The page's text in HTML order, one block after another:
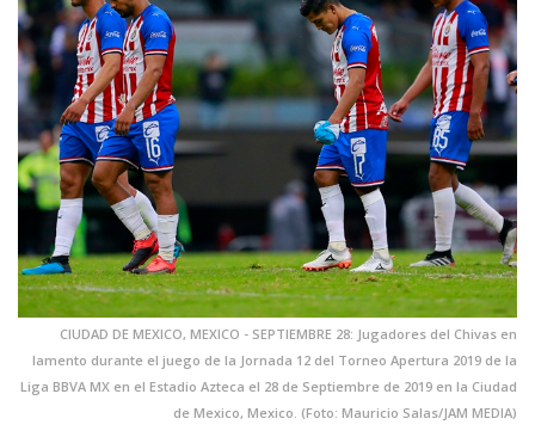
CIUDAD DE MEXICO, MEXICO - SEPTIEMBRE 28: Jugadores del Chivas en
lamento durante el juego de la Jornada 12 del Torneo Apertura 2019 de la
Liga BBVA MX en el Estadio Azteca el 28 de Septiembre de 2019 en la Ciudad
de Mexico, Mexico. (Foto: Mauricio Salas/JAM MEDIA)